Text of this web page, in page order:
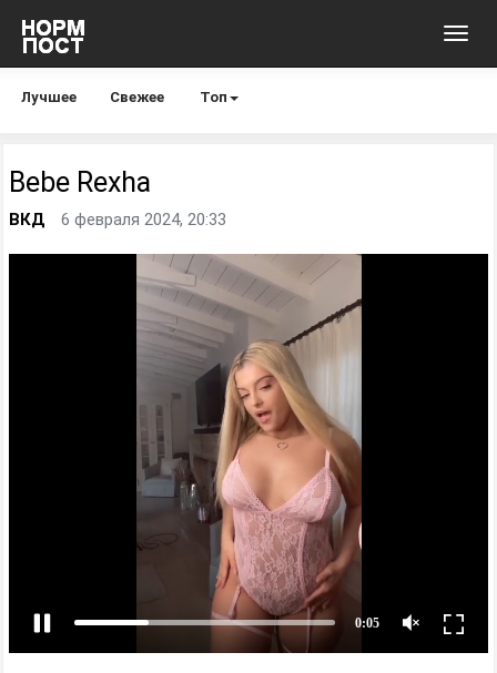
Лучшее Свежее Топ
Bebe Rexha
ВКД 6 февраля 2024, 20:33